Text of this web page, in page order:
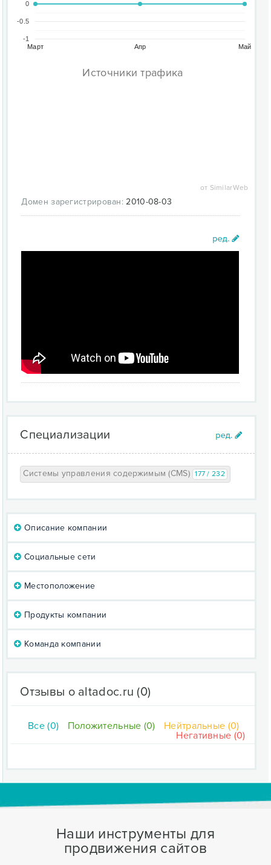
Март Апр Май
-1
-0.5
0
Источники трафика
от SimilarWeb
Домен зарегистрирован: 2010-08-03
Специализации
Системы управления содержимым (CMS) 177 / 232
Описание компании
Социальные сети
Местоположение
Продукты компании
Команда компании
Отзывы о altadoc.ru (0)
Все (0) Положительные (0)
Нейтральные (0)
Негативные (0)
Наши инструменты для
продвижения сайтов